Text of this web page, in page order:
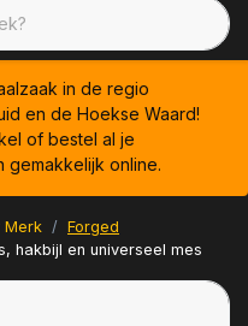
in de regio
en de Hoekse Waard!
of bestel al je
online.
Merk
Forged
hakbijl en universeel mes